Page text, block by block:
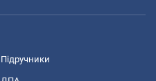
Підручники